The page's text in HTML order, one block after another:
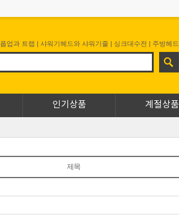
폽업과 트랩 | 샤워기헤드와 샤워기줄 | 싱크대수전 | 주방헤드
인기상품 계절상품
제목